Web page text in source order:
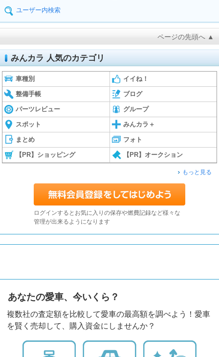
ユーザー内検索
ページの先頭へ ▲
みんカラ 人気のカテゴリ
車種別 イイね！
整備手帳 ブログ
パーツレビュー グループ
スポット みんカラ＋
まとめ フォト
【PR】ショッピング 【PR】オークション
もっと見る
ログインするとお気に入りの保存や燃費記録など様々な
管理が出来るようになります
あなたの愛車、今いくら？
複数社の査定額を比較して愛車の最高額を調べよう！愛車
を賢く売却して、購入資金にしませんか？